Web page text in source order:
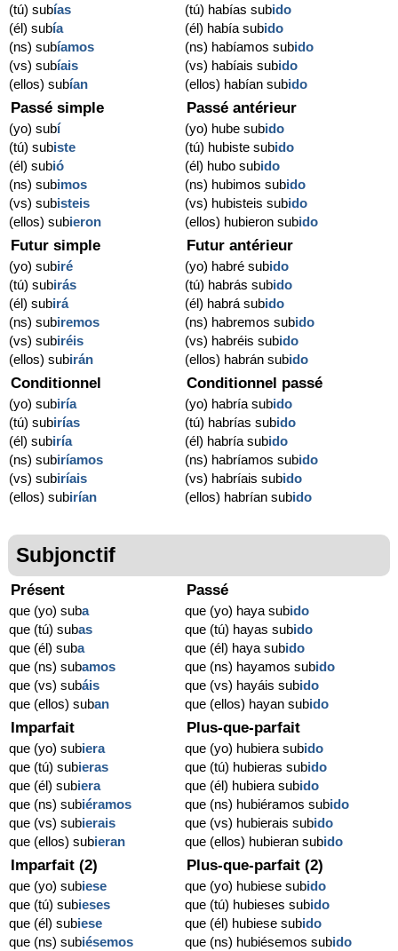
(tú) subías
(él) subía
(ns) subíamos
(vs) subíais
(ellos) subían
(tú) habías subido
(él) había subido
(ns) habíamos subido
(vs) habíais subido
(ellos) habían subido
Passé simple
(yo) subí
(tú) subiste
(él) subió
(ns) subimos
(vs) subisteis
(ellos) subieron
Passé antérieur
(yo) hube subido
(tú) hubiste subido
(él) hubo subido
(ns) hubimos subido
(vs) hubisteis subido
(ellos) hubieron subido
Futur simple
(yo) subiré
(tú) subirás
(él) subirá
(ns) subiremos
(vs) subiréis
(ellos) subirán
Futur antérieur
(yo) habré subido
(tú) habrás subido
(él) habrá subido
(ns) habremos subido
(vs) habréis subido
(ellos) habrán subido
Conditionnel
(yo) subiría
(tú) subirías
(él) subiría
(ns) subiríamos
(vs) subiríais
(ellos) subirían
Conditionnel passé
(yo) habría subido
(tú) habrías subido
(él) habría subido
(ns) habríamos subido
(vs) habríais subido
(ellos) habrían subido
Subjonctif
Présent
que (yo) suba
que (tú) subas
que (él) suba
que (ns) subamos
que (vs) subáis
que (ellos) suban
Passé
que (yo) haya subido
que (tú) hayas subido
que (él) haya subido
que (ns) hayamos subido
que (vs) hayáis subido
que (ellos) hayan subido
Imparfait
que (yo) subiera
que (tú) subieras
que (él) subiera
que (ns) subiéramos
que (vs) subierais
que (ellos) subieran
Plus-que-parfait
que (yo) hubiera subido
que (tú) hubieras subido
que (él) hubiera subido
que (ns) hubiéramos subido
que (vs) hubierais subido
que (ellos) hubieran subido
Imparfait (2)
que (yo) subiese
que (tú) subieses
que (él) subiese
que (ns) subiésemos
Plus-que-parfait (2)
que (yo) hubiese subido
que (tú) hubieses subido
que (él) hubiese subido
que (ns) hubiésemos subido